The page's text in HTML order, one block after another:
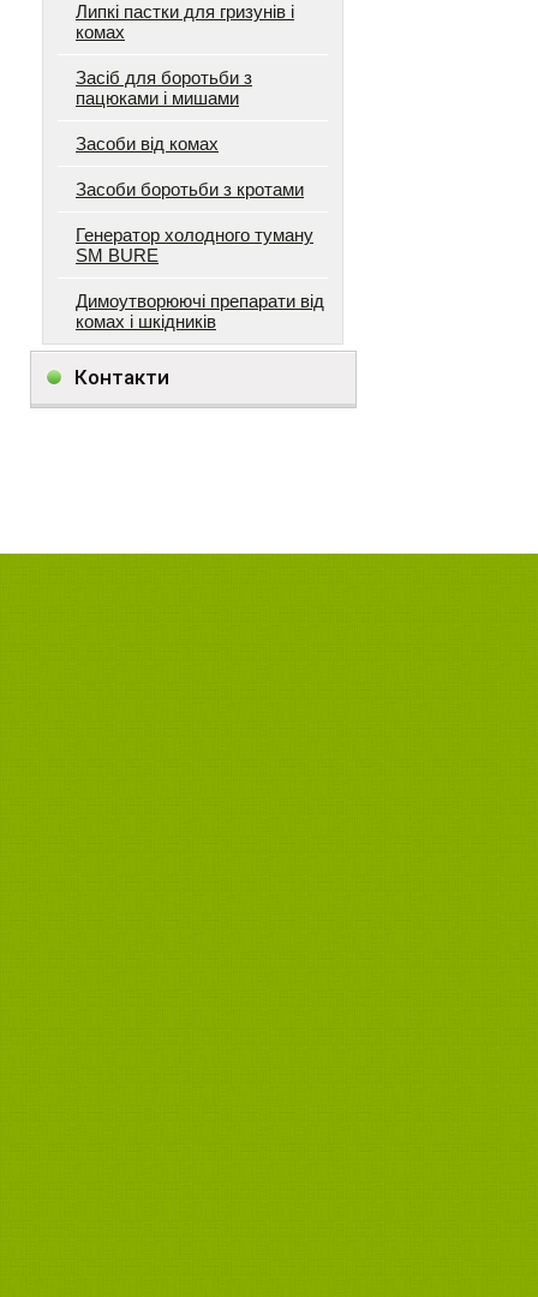
Липкі пастки для гризунів і
комах
Засіб для боротьби з
пацюками і мишами
Засоби від комах
Засоби боротьби з кротами
Генератор холодного туману
SM BURE
Димоутворюючі препарати від
комах і шкідників
Контакти